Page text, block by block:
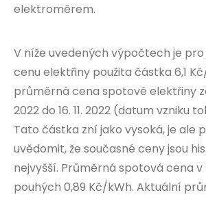
elektroměrem.
V níže uvedených výpočtech je
cenu elektřiny použita částka 6,1
průměrná cena spotové elektřiny
2022 do 16. 11. 2022 (datum vzniku
Tato částka zní jako vysoká, je ale
uvědomit, že současné ceny jsou
nejvyšší. Průměrná spotová cena
pouhých 0,89 Kč/kWh. Aktuální